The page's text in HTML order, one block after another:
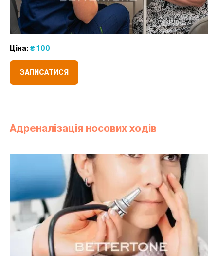
Ціна: ₴ 100
ЗАПИСАТИСЯ
Адреналізація носових ходів